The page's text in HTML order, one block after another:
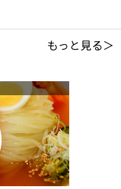
もっと見る＞